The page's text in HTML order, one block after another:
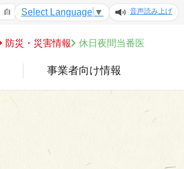
防災・災害情報 休日夜間当番医
事業者向け情報
白 Select Language ▼ 音声読み上げ